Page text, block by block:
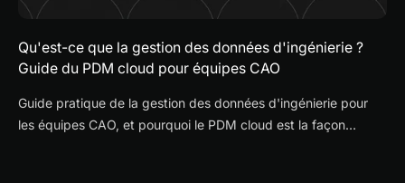
Qu'est-ce que la gestion des données d'ingénierie ?
Guide du PDM cloud pour équipes CAO
Guide pratique de la gestion des données d'ingénierie pour
les équipes CAO, et pourquoi le PDM cloud est la façon